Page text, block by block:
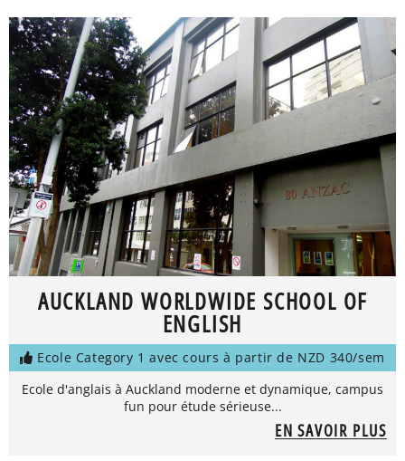
AUCKLAND WORLDWIDE SCHOOL OF
ENGLISH
Ecole Category 1 avec cours à partir de NZD 340/sem
Ecole d'anglais à Auckland moderne et dynamique, campus
fun pour étude sérieuse...
EN SAVOIR PLUS